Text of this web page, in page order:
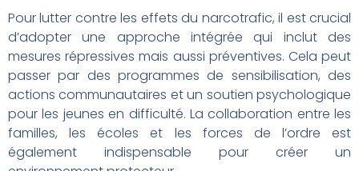
Pour lutter contre les effets du narcotrafic, il est crucial
d’adopter une approche intégrée qui inclut des
mesures répressives mais aussi préventives. Cela peut
passer par des programmes de sensibilisation, des
actions communautaires et un soutien psychologique
pour les jeunes en difficulté. La collaboration entre les
familles, les écoles et les forces de l’ordre est
également indispensable pour créer un